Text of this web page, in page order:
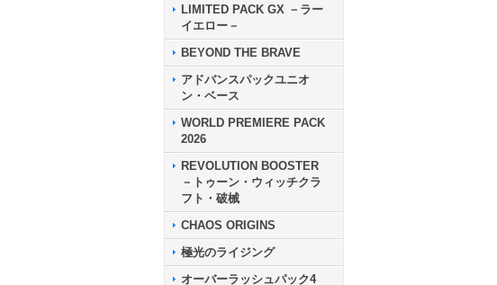
LIMITED PACK GX －ラー
イエロー－
BEYOND THE BRAVE
アドバンスパックユニオ
ン・ベース
WORLD PREMIERE PACK
2026
REVOLUTION BOOSTER
－トゥーン・ウィッチクラ
フト・破械
CHAOS ORIGINS
極光のライジング
オーバーラッシュパック4